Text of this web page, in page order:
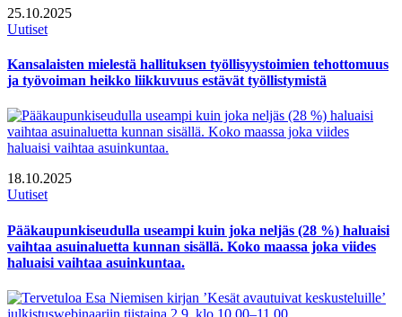
25.10.2025
Uutiset
Kansalaisten mielestä hallituksen työllisyystoimien tehottomuus
ja työvoiman heikko liikkuvuus estävät työllistymistä
18.10.2025
Uutiset
Pääkaupunkiseudulla useampi kuin joka neljäs (28 %) haluaisi
vaihtaa asuinaluetta kunnan sisällä. Koko maassa joka viides
haluaisi vaihtaa asuinkuntaa.